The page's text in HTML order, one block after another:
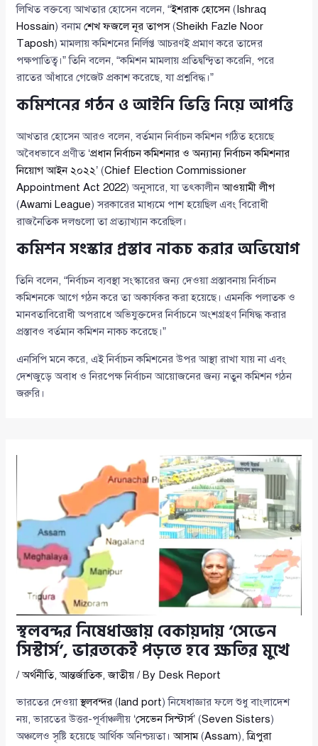
লিখিত বক্তব্যে আখতার হোসেন বলেন, “ইশরাক হোসেন( Ishraq
Hossain) বনামশেখ ফজলে নূর তাপস(Sheikh Fazle Noor
Taposh) মামলায় কমিশনের নির্লিপ্ত আচরণই প্রমাণ করে তাদের
পক্ষপাতিত্ব।” তিনি বলেন, “কমিশন মামলায় প্রতিদ্বন্দ্বিতা করেনি, পরে
রাতের আঁধারে গেজেট প্রকাশ করেছে, যা প্রশ্নবিদ্ধ।”
কমিশনের গঠন ও আইনি ভিত্তি নিয়ে আপত্তি
আখতার হোসেন আরও বলেন, বর্তমান নির্বাচন কমিশন গঠিত হয়েছে
অবৈধভাবে প্রণীত ‘প্রধান নির্বাচন কমিশনার ও অন্যান্য নির্বাচন কমিশনার
নিয়োগ আইন ২০২২’ (Chief Election Commissioner
Appointment Act 2022) অনুসারে, যা তৎকালীনআওয়ামী লীগ
(Awami League) সরকারের মাধ্যমে পাশ হয়েছিল এবং বিরোধী
রাজনৈতিক দলগুলো তা প্রত্যাখ্যান করেছিল।
কমিশন সংস্কার প্রস্তাব নাকচ করার অভিযোগ
তিনি বলেন, “নির্বাচন ব্যবস্থা সংস্কারের জন্য দেওয়া প্রস্তাবনায় নির্বাচন
কমিশনকে আগে গঠন করে তা অকার্যকর করা হয়েছে। এমনকি পলাতক ও
মানবতাবিরোধী অপরাধে অভিযুক্তদের নির্বাচনে অংশগ্রহণ নিষিদ্ধ করার
প্রস্তাবও বর্তমান কমিশন নাকচ করেছে।”
এনসিপি মনে করে, এই নির্বাচন কমিশনের উপর আস্থা রাখা যায় না এবং
দেশজুড়ে অবাধ ও নিরপেক্ষ নির্বাচন আয়োজনের জন্য নতুন কমিশন গঠন
জরুরি।
স্থলবন্দর নিষেধাজ্ঞায় বেকায়দায় ‘সেভেন
সিস্টার্স’, ভারতকেই পড়তে হবে ক্ষতির মুখে
/অর্থনীতি,আন্তর্জাতিক,জাতীয় / By Desk Report
ভারতের দেওয়াস্থলবন্দর ( land port) নিষেধাজ্ঞার ফলে শুধু বাংলাদেশ
নয়, ভারতের উত্তর-পূর্বাঞ্চলীয় ‘সেভেন সিস্টার্স’ (Seven Sisters)
অঞ্চলেও সৃষ্টি হয়েছে আর্থিক অনিশ্চয়তা।আসাম(Assam),ত্রিপুরা